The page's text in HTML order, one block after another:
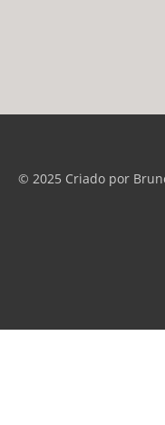
© 2025 Criado por